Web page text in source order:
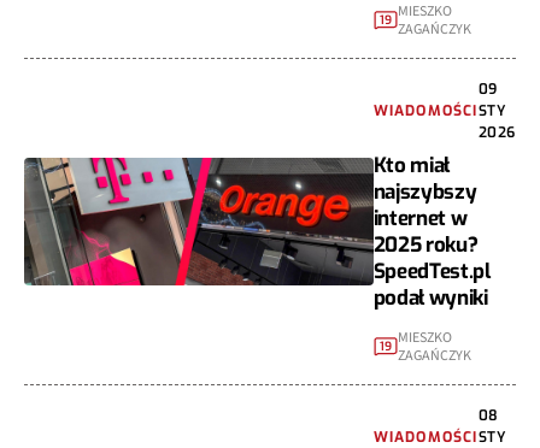
19 MIESZKO
ZAGAŃCZYK
WIADOMOŚCI
09
STY
2026
Kto miał
najszybszy
internet w
2025 roku?
SpeedTest.pl
podał wyniki
19 MIESZKO
ZAGAŃCZYK
WIADOMOŚCI
08
STY